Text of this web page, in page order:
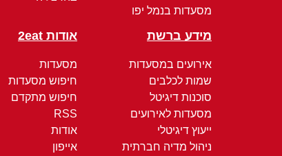
מסעדות בנמל יפו
מידע ברשת
אירועים במסעדות
שמות לכלבים
סוכנות דיגיטל
מסעדות לאירועים
ייעוץ דיגיטלי
ניהול מדיה חברתית
אודות 2eat
מסעדות
חיפוש מסעדות
חיפוש מתקדם
RSS
אודות
אייפון